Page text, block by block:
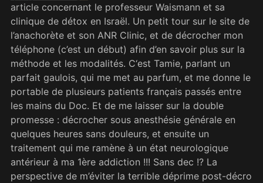
article concernant le professeur Waismann et sa
clinique de détox en Israël. Un petit tour sur le site de
l’anachorète et son ANR Clinic, et de décrocher mon
téléphone (c’est un début) afin d’en savoir plus sur la
méthode et les modalités. C‘est Tamie, parlant un
parfait gaulois, qui me met au parfum, et me donne le
portable de plusieurs patients français passés entre
les mains du Doc. Et de me laisser sur la double
promesse : décrocher sous anesthésie générale en
quelques heures sans douleurs, et ensuite un
traitement qui me ramène à un état neurologique
antérieur à ma 1ère addiction !!! Sans dec !? La
perspective de m’éviter la terrible déprime post-décro